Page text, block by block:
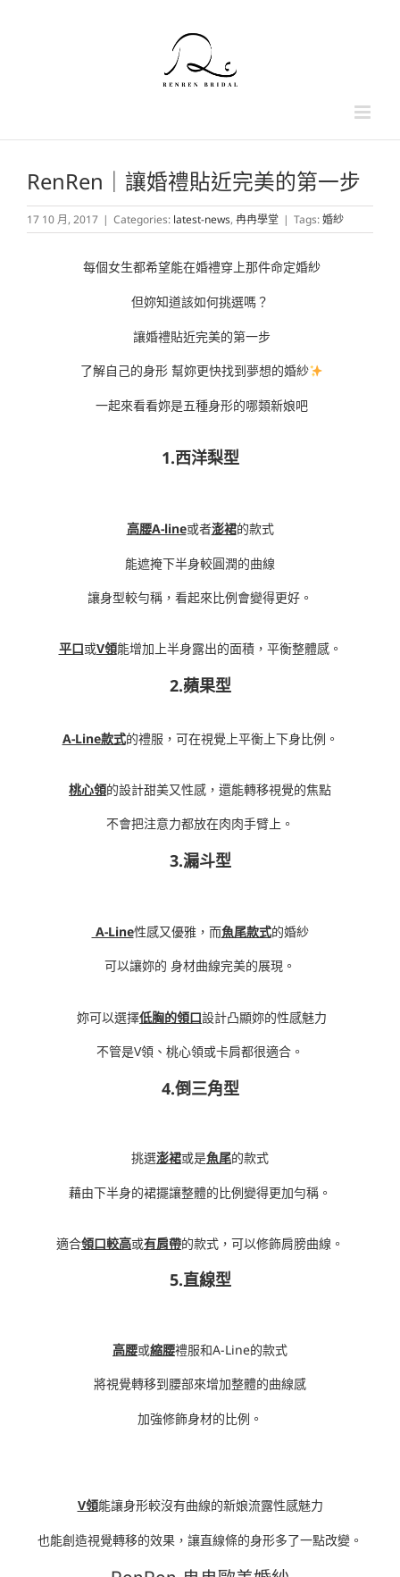
RenRen｜讓婚禮貼近完美的第一步
17 10 月, 2017 | Categories: latest-news, 冉冉學堂 | Tags:婚紗
每個女生都希望能在婚禮穿上那件命定婚紗
但妳知道該如何挑選嗎？
讓婚禮貼近完美的第一步
了解自己的身形 幫妳更快找到夢想的婚紗
一起來看看妳是五種身形的哪類新娘吧
1.西洋梨型
高腰A-line或者澎裙的款式
能遮掩下半身較圓潤的曲線
讓身型較勻稱，看起來比例會變得更好。
平口或V領能增加上半身露出的面積，平衡整體感。
2.蘋果型
A-Line款式的禮服，可在視覺上平衡上下身比例。
桃心領的設計甜美又性感，還能轉移視覺的焦點
不會把注意力都放在肉肉手臂上。
3.漏斗型
A-Line性感又優雅，而魚尾款式的婚紗
可以讓妳的 身材曲線完美的展現。
妳可以選擇低胸的領口設計凸顯妳的性感魅力
不管是V領、桃心領或卡肩都很適合。
4.倒三角型
挑選澎裙或是魚尾的款式
藉由下半身的裙擺讓整體的比例變得更加勻稱。
適合領口較高或有肩帶的款式，可以修飾肩膀曲線。
5.直線型
高腰或縮腰禮服和A-Line的款式
將視覺轉移到腰部來增加整體的曲線感
加強修飾身材的比例。
V領能讓身形較沒有曲線的新娘流露性感魅力
也能創造視覺轉移的效果，讓直線條的身形多了一點改變。